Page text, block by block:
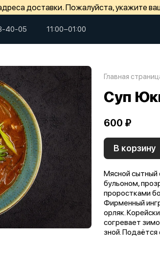
доставки. Пожалуйста, укажите
40-05 11:00−01:00
Главная
Суп
600 ₽
В корзину
Мясной сытный
бульоном,
проростками
Фирменный
орляк.
согревает
зной.